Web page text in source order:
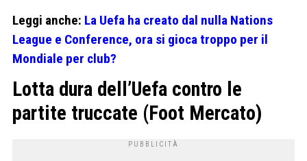
Leggi anche: La Uefa ha creato dal nulla Nations
League e Conference, ora si gioca troppo per il
Mondiale per club?
Lotta dura dell’Uefa contro le
partite truccate (Foot Mercato)